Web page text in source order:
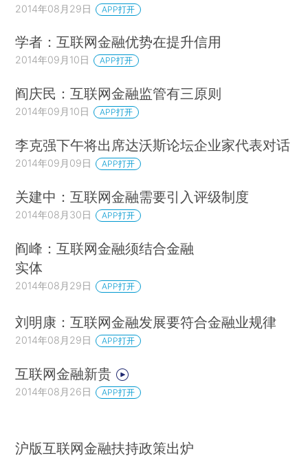
2014年08月29日 APP打开
学者：互联网金融优势在提升信用
2014年09月10日 APP打开
阎庆民：互联网金融监管有三原则
2014年09月10日 APP打开
李克强下午将出席达沃斯论坛企业家代表对话
2014年09月09日 APP打开
关建中：互联网金融需要引入评级制度
2014年08月30日 APP打开
阎峰：互联网金融须结合金融
实体
2014年08月29日 APP打开
刘明康：互联网金融发展要符合金融业规律
2014年08月29日 APP打开
互联网金融新贵
2014年08月26日 APP打开
沪版互联网金融扶持政策出炉